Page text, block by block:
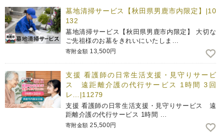
墓地清掃サービス【秋田県男鹿市内限定】|10
132
墓地清掃サービス【秋田県男鹿市内限定】 大切な
ご先祖様のお墓をきれいにいたしま…
寄附金額 13,500円
支援 看護師の日常生活支援・見守りサービ
ス 遠距離介護の代行サービス 1時間 3回
レ…|11279
支援 看護師の日常生活支援・見守りサービス 遠
距離介護の代行サービス 1時間 …
寄附金額 25,500円